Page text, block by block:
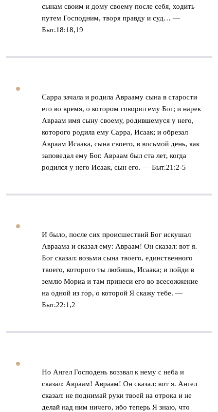
сынам своим и дому своему после себя, ходить
путем Господним, творя правду и суд… —
Быт.18:18,19
Сарра зачала и родила Аврааму сына в старости
его во время, о котором говорил ему Бог; и нарек
Авраам имя сыну своему, родившемуся у него,
которого родила ему Сарра, Исаак; и обрезал
Авраам Исаака, сына своего, в восьмой день, как
заповедал ему Бог. Авраам был ста лет, когда
родился у него Исаак, сын его. — Быт.21:2-5
И было, после сих происшествий Бог искушал
Авраама и сказал ему: Авраам! Он сказал: вот я.
Бог сказал: возьми сына твоего, единственного
твоего, которого ты любишь, Исаака; и пойди в
землю Мориа и там принеси его во всесожжение
на одной из гор, о которой Я скажу тебе. —
Быт.22:1,2
Но Ангел Господень воззвал к нему с неба и
сказал: Авраам! Авраам! Он сказал: вот я. Ангел
сказал: не поднимай руки твоей на отрока и не
делай над ним ничего, ибо теперь Я знаю, что